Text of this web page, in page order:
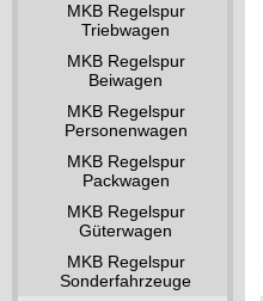
MKB Regelspur
Triebwagen
MKB Regelspur
Beiwagen
MKB Regelspur
Personenwagen
MKB Regelspur
Packwagen
MKB Regelspur
Güterwagen
MKB Regelspur
Sonderfahrzeuge